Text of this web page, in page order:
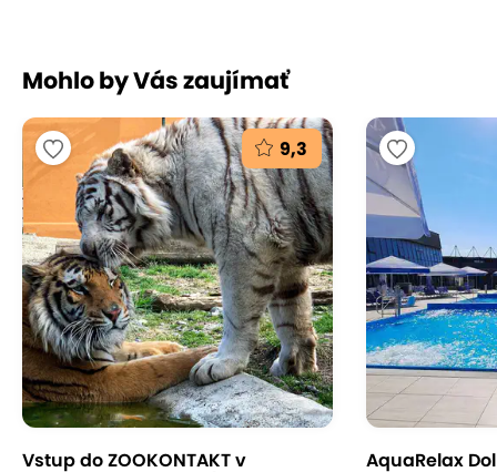
Mohlo by Vás zaujímať
9,3
Vstup do ZOOKONTAKT v
AquaRelax